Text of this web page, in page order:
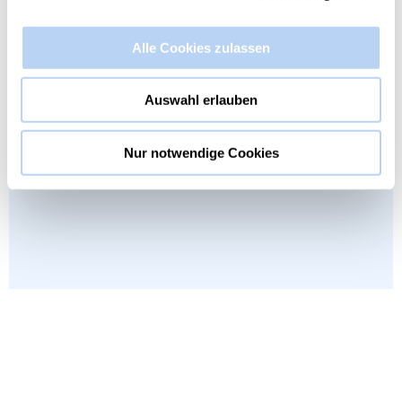
Alle Cookies zulassen
Auswahl erlauben
Nur notwendige Cookies